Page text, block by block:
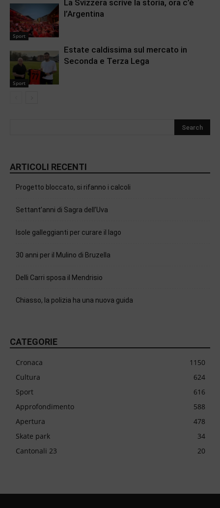
Sport
La Svizzera scrive la storia, ora c’è
l’Argentina
Sport
Estate caldissima sul mercato in
Seconda e Terza Lega
ARTICOLI RECENTI
Progetto bloccato, si rifanno i calcoli
Settant’anni di Sagra dell’Uva
Isole galleggianti per curare il lago
30 anni per il Mulino di Bruzella
Delli Carri sposa il Mendrisio
Chiasso, la polizia ha una nuova guida
CATEGORIE
Cronaca
1150
Cultura
624
Sport
616
Approfondimento
588
Apertura
478
Skate park
34
Cantonali 23
20